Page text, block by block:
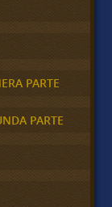
PARTE
PARTE